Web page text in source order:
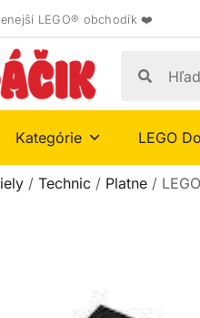
LEGO® obchodík ❤️
Kategórie LEGO
/ Technic / Platne /